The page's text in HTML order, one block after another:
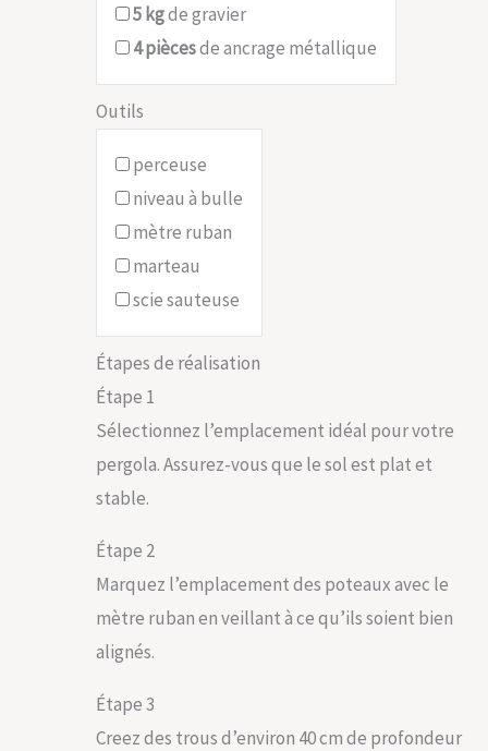
5 kgde gravier
4piècesde ancrage métallique
Outils
perceuse
niveau à bulle
mètre ruban
marteau
scie sauteuse
Étapes de réalisation
Étape 1
Sélectionnez l’emplacement idéal pour votre
pergola. Assurez-vous que le sol est plat et
stable.
Étape 2
Marquez l’emplacement des poteaux avec le
mètre ruban en veillant à ce qu’ils soient bien
alignés.
Étape 3
Creez des trous d’environ 40 cm de profondeur